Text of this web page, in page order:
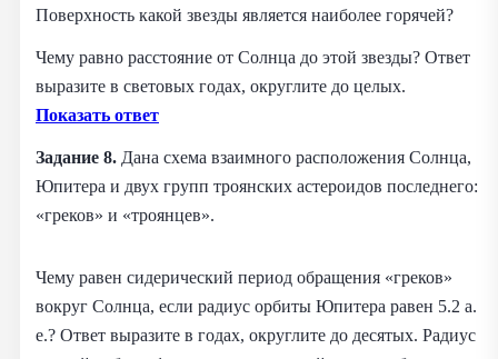
Поверхность какой звезды является наиболее горячей?
Чему равно расстояние от Солнца до этой звезды? Ответ
выразите в световых годах, округлите до целых.
Показать ответ
Задание 8. Дана схема взаимного расположения Солнца,
Юпитера и двух групп троянских астероидов последнего:
«греков» и «троянцев».
Чему равен сидерический период обращения «греков»
вокруг Солнца, если радиус орбиты Юпитера равен 5.2 а.
е.? Ответ выразите в годах, округлите до десятых. Радиус